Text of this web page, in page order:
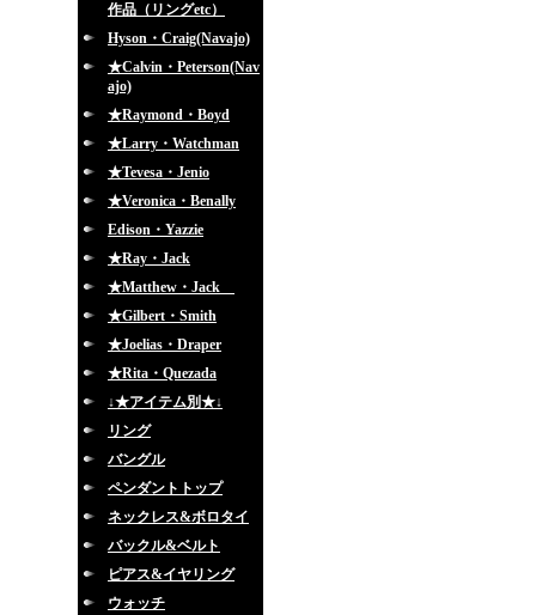
作品（リングetc）
Hyson・Craig(Navajo)
★Calvin・Peterson(Nav
ajo)
★Raymond・Boyd
★Larry・Watchman
★Tevesa・Jenio
★Veronica・Benally
Edison・Yazzie
★Ray・Jack
★Matthew・Jack
★Gilbert・Smith
★Joelias・Draper
★Rita・Quezada
↓★アイテム別★↓
リング
バングル
ペンダントトップ
ネックレス&ボロタイ
バックル&ベルト
ピアス&イヤリング
ウォッチ